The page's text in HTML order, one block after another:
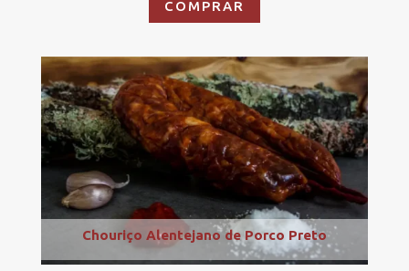
COMPRAR
Chouriço Alentejano de Porco Preto